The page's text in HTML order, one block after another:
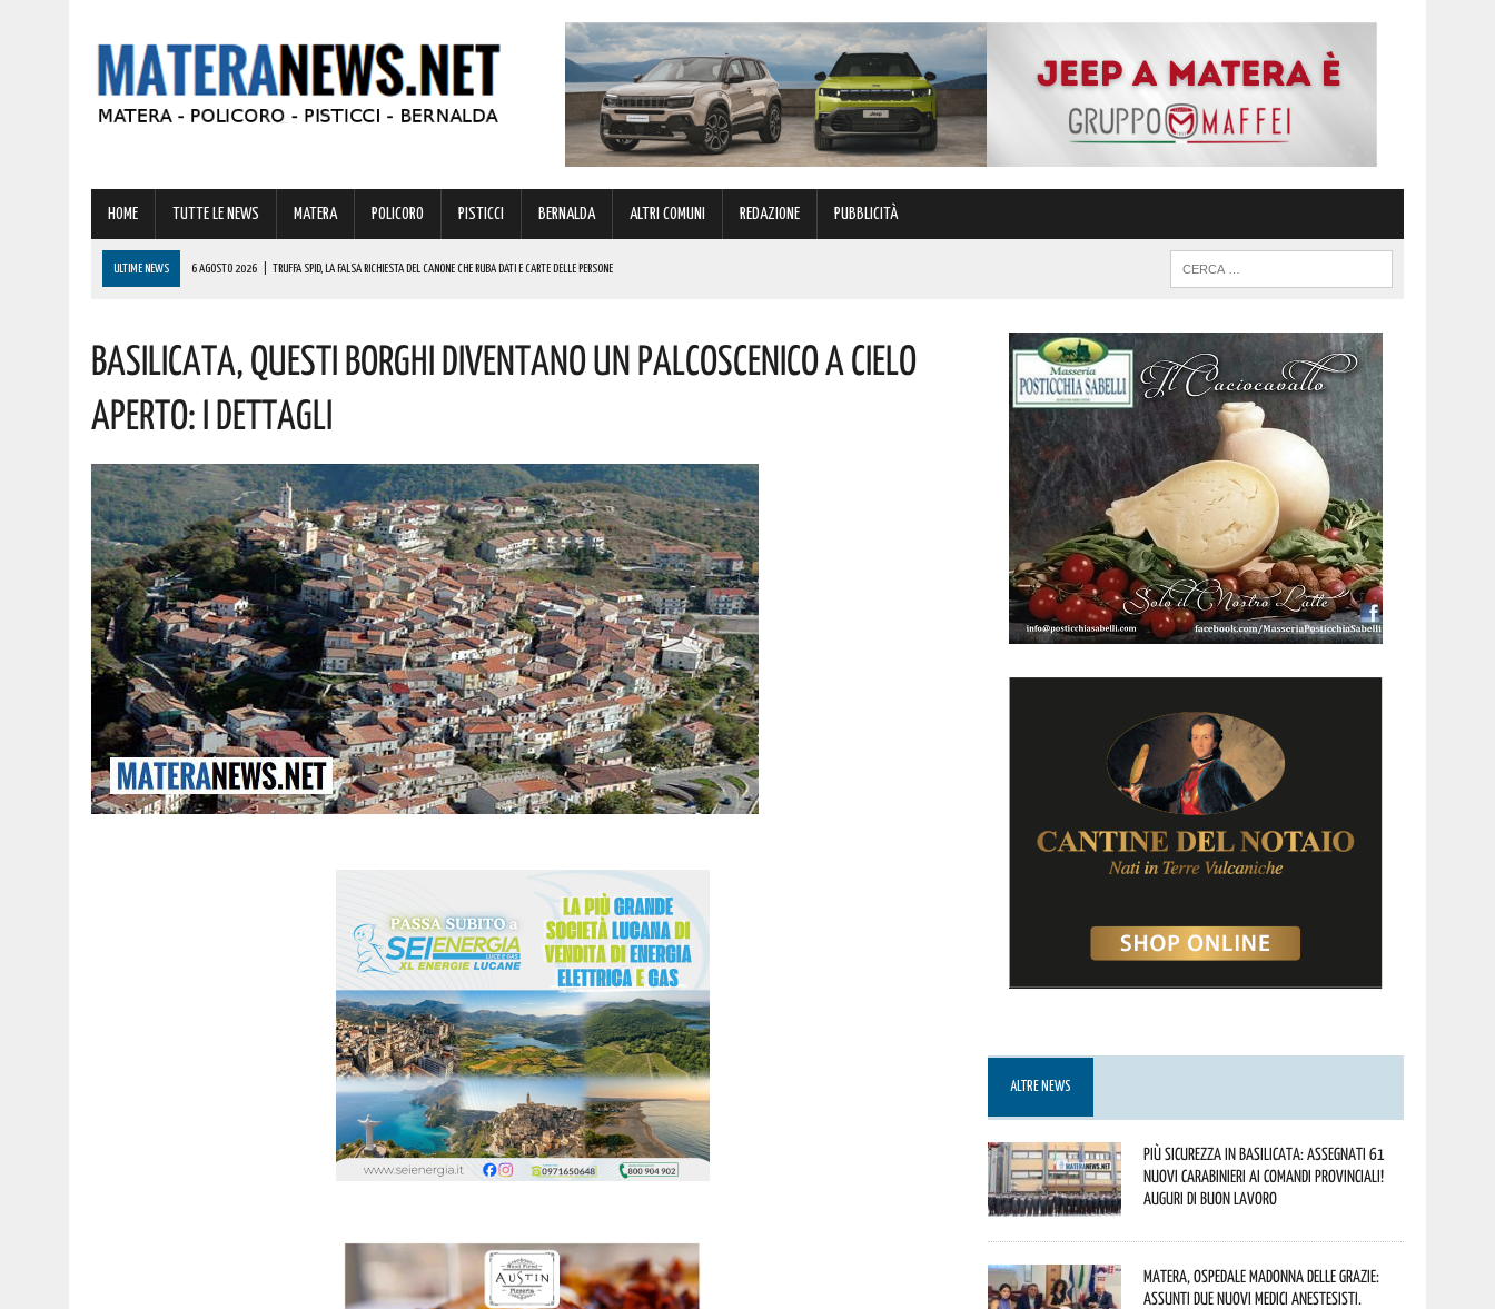
HOME TUTTE LE NEWS MATERA POLICORO PISTICCI BERNALDA ALTRI COMUNI REDAZIONE PUBBLICITÀ
ULTIME NEWS 6 AGOSTO 2026
TRUFFA SPID, LA FALSA RICHIESTA DEL CANONE CHE RUBA DATI E CARTE DELLE PERSONE
6 AGOSTO 2026 | CASE MOBILI E RECUPERO DEI BORGHI: LA RICETTA DI COLDIRETTI PER I LAVORATORI STAGIONALI LUCANI
6 AGOSTO 2026 | MATERA: “LO STUDENTATO UNIVERSITARIO RISCHIA DI DIVENTARE L’ENNESIMA OPERA ANNUNCIATA TANTE VOLTE MA ANCORA NON DISPONIBILE”. LA DENUNCIA
Basilicata, Questi Borghi Diventano Un Palcoscenico A Cielo
Aperto: I Dettagli
ALTRE NEWS
Più sicurezza in Basilicata: assegnati 61
nuovi Carabinieri ai Comandi provinciali!
Auguri di buon lavoro
Matera, Ospedale Madonna delle Grazie:
assunti due nuovi medici anestesisti.